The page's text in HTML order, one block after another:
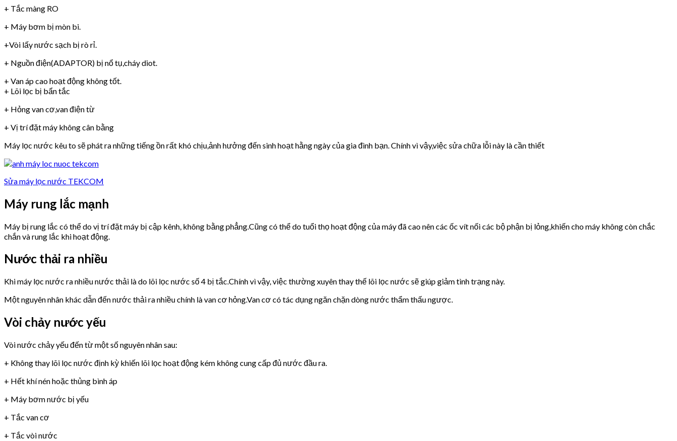
+ Tắc màng RO
+ Máy bơm bị mòn bi.
+Vòi lấy nước sạch bị rò rỉ.
+ Nguồn điện(ADAPTOR) bị nổ tụ,cháy diot.
+ Van áp cao hoạt động không tốt.
+ Lõi lọc bị bẩn tắc
+ Hỏng van cơ,van điện từ
+ Vị trí đặt máy không cân bằng
Máy lọc nước kêu to sẽ phát ra những tiếng ồn rất khó chịu,ảnh hưởng đến sinh hoạt hằng ngày của gia đình bạn. Chính vì vậy,việc sửa chữa lỗi này là cần thiết
Sửa máy lọc nước TEKCOM
Máy rung lắc mạnh
Máy bị rung lắc có thể do vị trí đặt máy bị cập kênh, không bằng phẳng.Cũng có thể do tuổi thọ hoạt động của máy đã cao nên các ốc vít nối các bộ phận bị lỏng,khiến cho máy không còn chắc
chắn và rung lắc khi hoạt động.
Nước thải ra nhiều
Khi máy lọc nước ra nhiều nước thải là do lõi lọc nước số 4 bị tắc.Chính vì vậy, việc thường xuyên thay thế lõi lọc nước sẽ giúp giảm tình trạng này.
Một nguyên nhân khác dẫn đến nước thải ra nhiều chính là van cơ hỏng.Van cơ có tác dụng ngăn chặn dòng nước thẩm thấu ngược.
Vòi chảy nước yếu
Vòi nước chảy yếu đến từ một số nguyên nhân sau:
+ Không thay lõi lọc nước định kỳ khiến lõi lọc hoạt động kém không cung cấp đủ nước đầu ra.
+ Hết khí nén hoặc thủng bình áp
+ Máy bơm nước bị yếu
+ Tắc van cơ
+ Tắc vòi nước